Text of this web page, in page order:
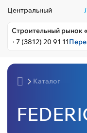
Центральный
Строительный
+7 (3812) 20 91 11
Каталог